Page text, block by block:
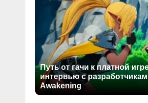
Путь от гачи к платной
интервью с
Awakening